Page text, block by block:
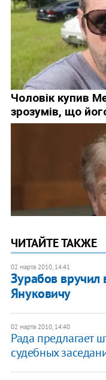
ЧИТАЙТЕ ТАКЖЕ
02 марта 2010, 14:41
Зурабов вручил
Януковичу
02 марта 2010, 14:40
Рада предлагает
судебных